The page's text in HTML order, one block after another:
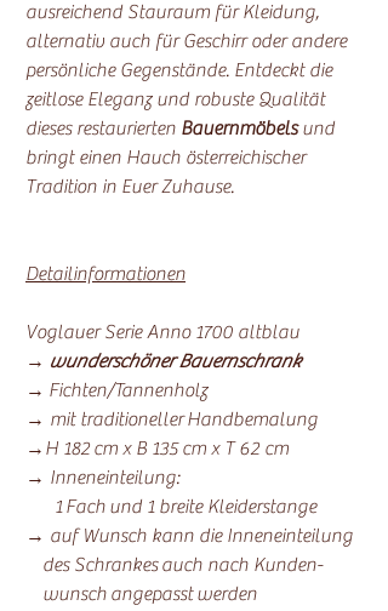
ausreichend Stauraum für Kleidung,
alternativ auch für Geschirr oder andere
persönliche Gegenstände. Entdeckt die
zeitlose Eleganz und robuste Qualität
dieses restaurierten Bauernmöbelsund
bringt einen Hauch österreichischer
Tradition in Euer Zuhause.
Detailinformationen
Voglauer Serie Anno 1700 altblau
→ wunderschöner Bauernschrank
→ Fichten/Tannenholz
→ mit traditioneller Handbemalung
→H 182 cm x B 135 cm x T 62 cm
→ Inneneinteilung:
1 Fach und 1 breite Kleiderstange
→ auf Wunsch kann die Inneneinteilung
des Schrankes auch nach Kunden-
wunsch angepasst werden